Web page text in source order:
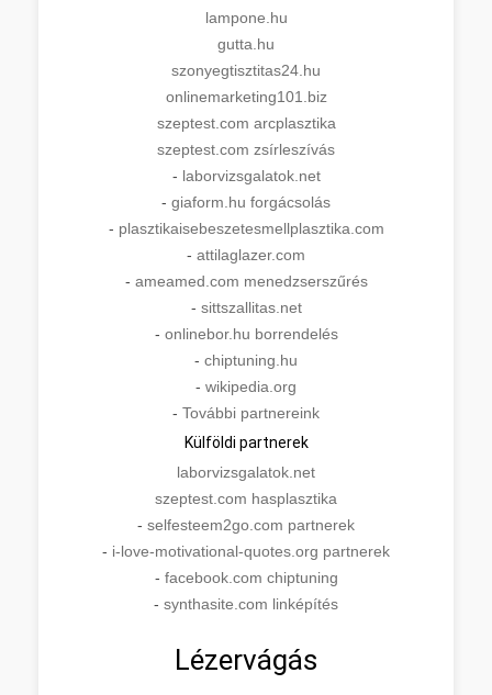
lampone.hu
gutta.hu
szonyegtisztitas24.hu
onlinemarketing101.biz
szeptest.com arcplasztika
szeptest.com zsírleszívás
- laborvizsgalatok.net
- giaform.hu forgácsolás
- plasztikaisebeszetesmellplasztika.com
- attilaglazer.com
- ameamed.com menedzserszűrés
- sittszallitas.net
- onlinebor.hu borrendelés
- chiptuning.hu
- wikipedia.org
- További partnereink
Külföldi partnerek
laborvizsgalatok.net
szeptest.com hasplasztika
- selfesteem2go.com partnerek
- i-love-motivational-quotes.org partnerek
- facebook.com chiptuning
- synthasite.com linképítés
Lézervágás